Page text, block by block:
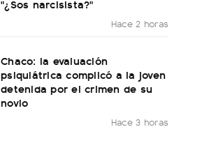
"¿Sos narcisista?"
Hace 2 horas
Chaco: la evaluación
psiquiátrica complicó a la joven
detenida por el crimen de su
novio
Hace 3 horas